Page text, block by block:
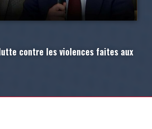
contre les violences faites aux